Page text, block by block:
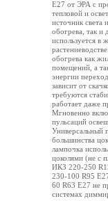
E27 от ЭРА с
тепловой и
источник света
обогрева, так и
используется в
обогрева как
помещений, а
энергии
зависит от
требуются
работает даже
Мгновенно
пульсаций
Универсальный
большинства
лампочка
цоколями (не с
ИКЗ 220-250
230-100 R95
60 R63 Е27 не
системах